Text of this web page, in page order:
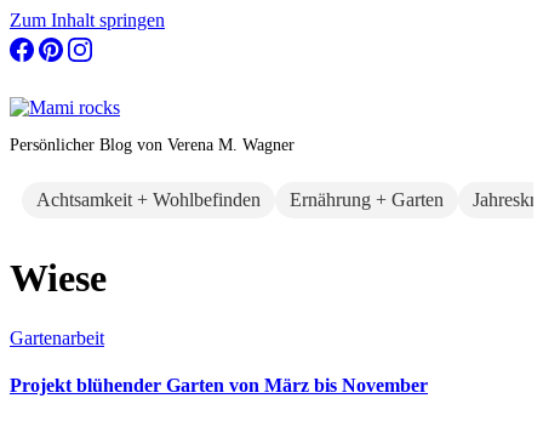
Zum Inhalt springen
Persönlicher Blog von Verena M. Wagner
Achtsamkeit + Wohlbefinden Ernährung + Garten
Wiese
Gartenarbeit
Projekt blühender Garten von März bis November